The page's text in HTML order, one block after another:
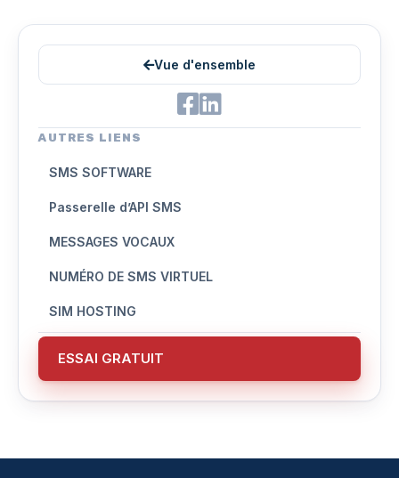
Vue d'ensemble
AUTRES LIENS
SMS SOFTWARE
Passerelle d’API SMS
MESSAGES VOCAUX
NUMÉRO DE SMS VIRTUEL
SIM HOSTING
ESSAI GRATUIT